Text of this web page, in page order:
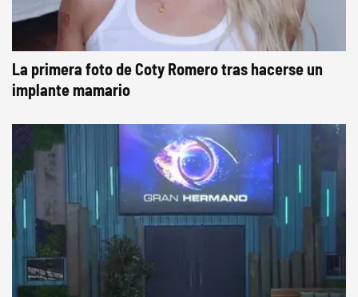
La primera foto de Coty Romero tras hacerse un
implante mamario